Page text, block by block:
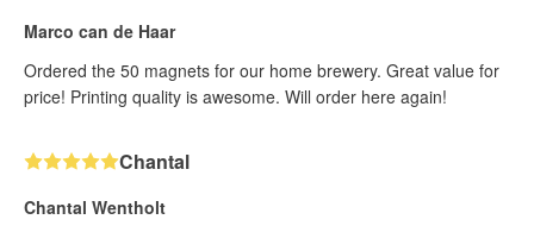
Marco can de Haar
Ordered the 50 magnets for our home brewery. Great value for
price! Printing quality is awesome. Will order here again!
Chantal
Chantal Wentholt